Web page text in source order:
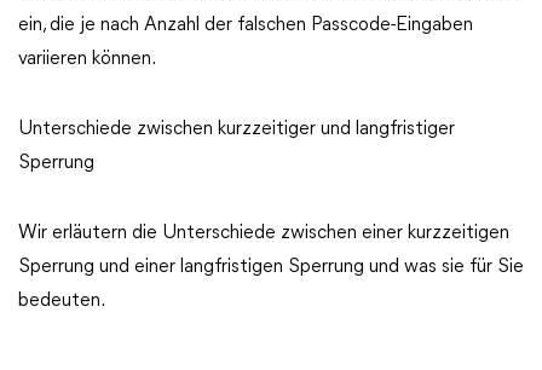
ein, die je nach Anzahl der falschen Passcode-Eingaben
variieren können.
Unterschiede zwischen kurzzeitiger und langfristiger
Sperrung
Wir erläutern die Unterschiede zwischen einer kurzzeitigen
Sperrung und einer langfristigen Sperrung und was sie für Sie
bedeuten.